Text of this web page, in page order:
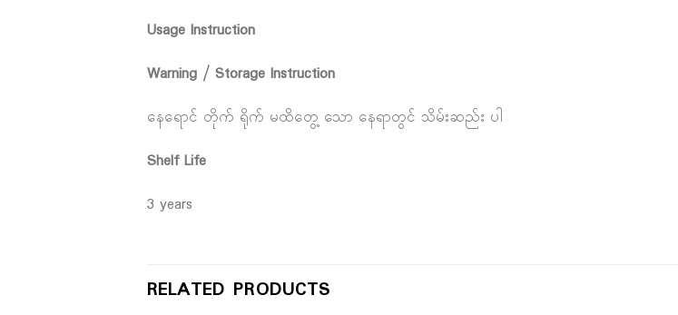
Usage Instruction
Warning / Storage Instruction
နေရောင် တိုက် ရိုက် မထိတွေ့ သော နေရာတွင် သိမ်းဆည်း ပါ
Shelf Life
3 years
RELATED PRODUCTS